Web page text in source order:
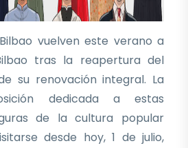
vuelven este verano a
tras la reapertura del
su renovación integral. La
dedicada a estas
de la cultura popular
desde hoy, 1 de julio,